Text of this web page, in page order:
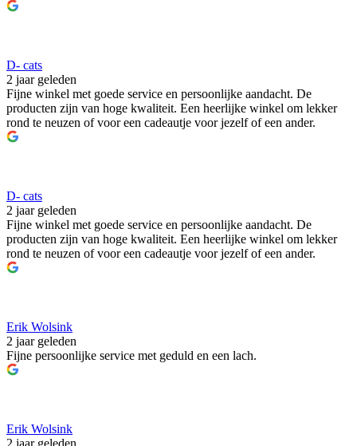
D- cats
2 jaar geleden
Fijne winkel met goede service en persoonlijke aandacht. De
producten zijn van hoge kwaliteit. Een heerlijke winkel om lekker
rond te neuzen of voor een cadeautje voor jezelf of een ander.
D- cats
2 jaar geleden
Fijne winkel met goede service en persoonlijke aandacht. De
producten zijn van hoge kwaliteit. Een heerlijke winkel om lekker
rond te neuzen of voor een cadeautje voor jezelf of een ander.
Erik Wolsink
2 jaar geleden
Fijne persoonlijke service met geduld en een lach.
Erik Wolsink